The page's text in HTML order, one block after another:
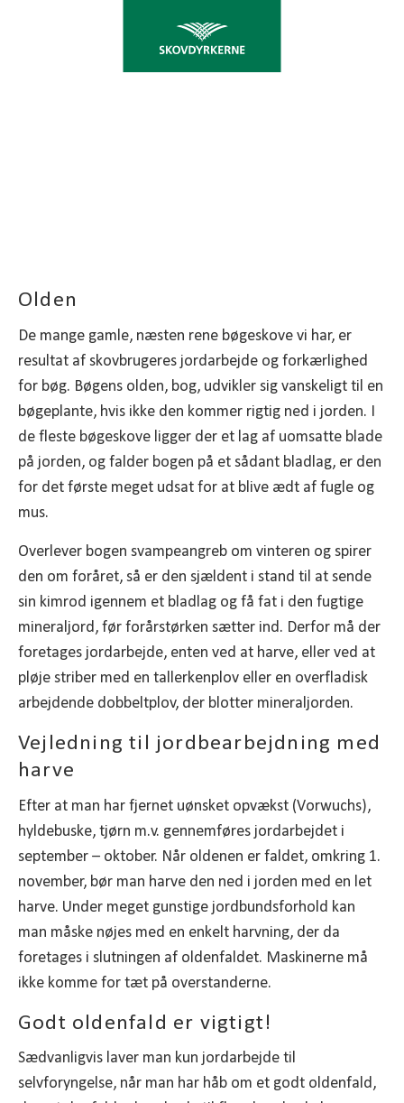
Olden
De mange gamle, næsten rene bøgeskove vi har, er
resultat af skovbrugeres jordarbejde og forkærlighed
for bøg. Bøgens olden, bog, udvikler sig vanskeligt til en
bøgeplante, hvis ikke den kommer rigtig ned i jorden. I
de fleste bøgeskove ligger der et lag af uomsatte blade
på jorden, og falder bogen på et sådant bladlag, er den
for det første meget udsat for at blive ædt af fugle og
mus.
Overlever bogen svampeangreb om vinteren og spirer
den om foråret, så er den sjældent i stand til at sende
sin kimrod igennem et bladlag og få fat i den fugtige
mineraljord, før forårstørken sætter ind. Derfor må der
foretages jordarbejde, enten ved at harve, eller ved at
pløje striber med en tallerkenplov eller en overfladisk
arbejdende dobbeltplov, der blotter mineraljorden.
Vejledning til jordbearbejdning med
harve
Efter at man har fjernet uønsket opvækst (Vorwuchs),
hyldebuske, tjørn m.v. gennemføres jordarbejdet i
september – oktober. Når oldenen er faldet, omkring 1.
november, bør man harve den ned i jorden med en let
harve. Under meget gunstige jordbundsforhold kan
man måske nøjes med en enkelt harvning, der da
foretages i slutningen af oldenfaldet. Maskinerne må
ikke komme for tæt på overstanderne.
Godt oldenfald er vigtigt!
Sædvanligvis laver man kun jordarbejde til
selvforyngelse, når man har håb om et godt oldenfald,